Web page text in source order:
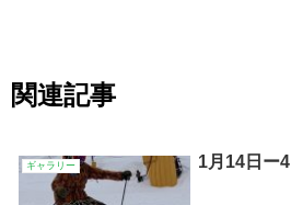
関連記事
ギャラリー 1月14日ー4